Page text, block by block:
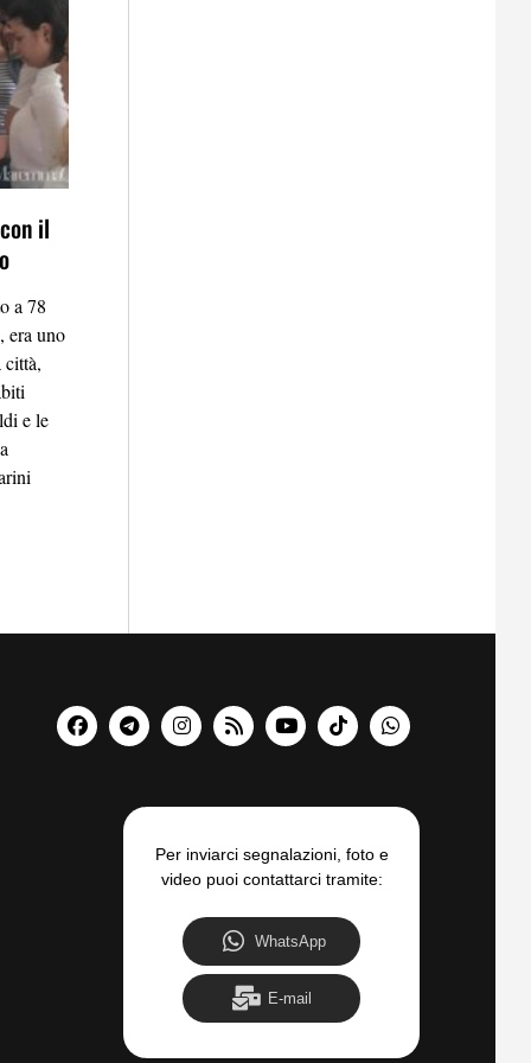
il
a 78
era uno
e le
Per inviarci segnalazioni, foto e
video puoi contattarci tramite:
WhatsApp
E-mail